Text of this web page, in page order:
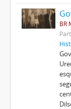
BR